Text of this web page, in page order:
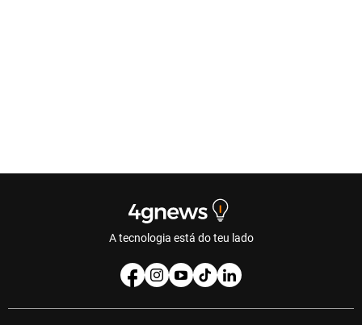
A tecnologia está do teu lado